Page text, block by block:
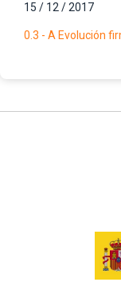
15 / 12 / 2017
0.3 - A Evolución